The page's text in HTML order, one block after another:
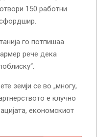
150 работни
го потпишаа
рече дека
земји се во „многу,
е клучно
економскиот